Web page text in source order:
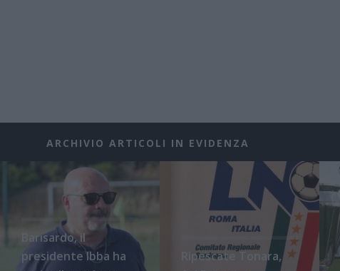
ARCHIVIO ARTICOLI IN EVIDENZA
Barisardo, il
presidente Ibba ha
Ripescate Tonara,